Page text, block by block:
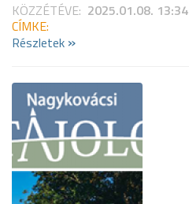
KÖZZÉTÉVE: 2025.01.08. 13:34
CÍMKE:
Részletek »